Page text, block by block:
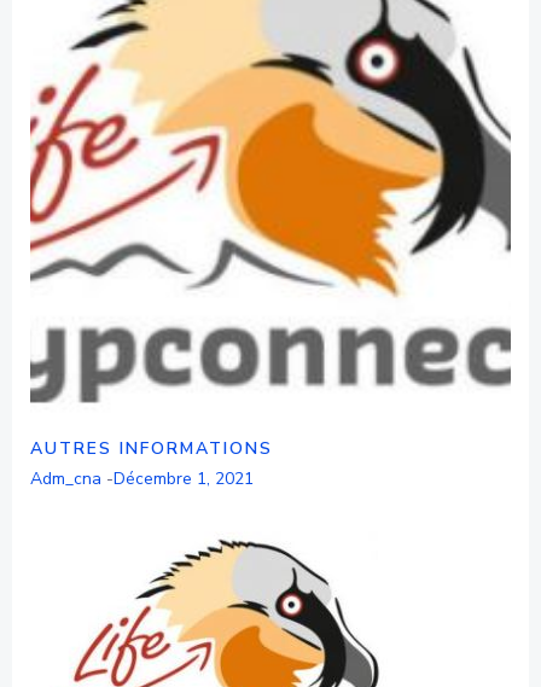
AUTRES INFORMATIONS
Adm_cna -Décembre 1, 2021